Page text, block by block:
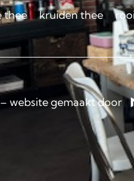
thee
kruiden thee
website gemaakt door